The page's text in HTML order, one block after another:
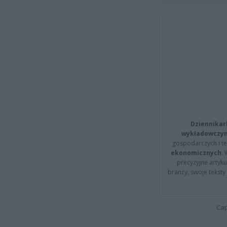
gospodarczych i
ekonomicznych.
precyzyjne
branży, swoje